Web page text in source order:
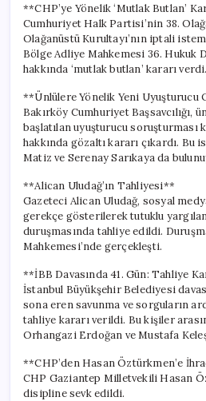
**CHP’ye Yönelik ‘Mutlak Butlan’
Cumhuriyet Halk Partisi’nin 38.
Olağanüstü Kurultayı’nın iptali
Bölge Adliye Mahkemesi 36. Hukuk
hakkında ‘mutlak butlan’ kararı verdi.
**Ünlülere Yönelik Yeni Uyuşturucu
Bakırköy Cumhuriyet Başsavcılığı,
başlatılan uyuşturucu soruşturması
hakkında gözaltı kararı çıkardı. Bu
Matiz ve Serenay Sarıkaya da
**Alican Uludağ’ın Tahliyesi**
Gazeteci Alican Uludağ, sosyal
gerekçe gösterilerek tutuklu
duruşmasında tahliye edildi.
Mahkemesi’nde gerçekleşti.
**İBB Davasında 41. Gün: Tahliye
İstanbul Büyükşehir Belediyesi
sona eren savunma ve sorguların
tahliye kararı verildi. Bu kişiler
Orhangazi Erdoğan ve Mustafa
**CHP’den Hasan Öztürkmen’e
CHP Gaziantep Milletvekili Hasan
disipline sevk edildi.